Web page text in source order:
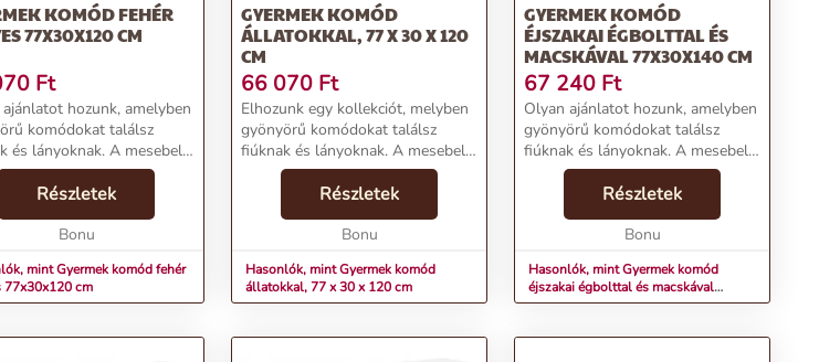
KOMÓD FEHÉR
77X30X120 CM
Ft
hozunk, amelyben
komódokat találsz
és lányoknak. A mesebeli
minőségi anyagok és
színek minden
egy kis mesevilággá
Kínálat...
Részletek
Bonu
mint Gyermek komód fehér
77x30x120 cm
GYERMEK KOMÓD
ÁLLATOKKAL, 77 X 30 X 120
CM
66 070 Ft
Elhozunk egy kollekciót, melyben
gyönyörű komódokat találsz
fiúknak és lányoknak. A mesebeli
dizájnok, a minőségi anyagok és
az élénk színek minden
gyerekszobát egy kis mesevilággá
varázsolnak. Kínála...
Részletek
Bonu
Hasonlók, mint Gyermek komód
állatokkal, 77 x 30 x 120 cm
GYERMEK KOMÓD
ÉJSZAKAI ÉGBOLTTAL ÉS
MACSKÁVAL 77X30X140 CM
67 240 Ft
Olyan ajánlatot hozunk, amelyben
gyönyörű komódokat találsz
fiúknak és lányoknak. A mesebeli
motívumok, minőségi anyagok,
gyönyörű színek minden
gyerekszobát egy kis mesevilággá
varázsolnak. Kínálatun...
Részletek
Bonu
Hasonlók, mint Gyermek komód
éjszakai égbolttal és macskával
77x30x140 cm